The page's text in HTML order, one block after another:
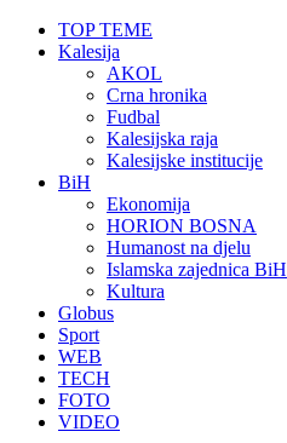
TOP TEME
Kalesija
AKOL
Crna hronika
Fudbal
Kalesijska raja
Kalesijske institucije
BiH
Ekonomija
HORION BOSNA
Humanost na djelu
Islamska zajednica BiH
Kultura
Globus
Sport
WEB
TECH
FOTO
VIDEO